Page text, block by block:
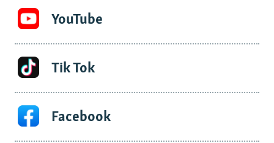
YouTube
Tik Tok
Facebook